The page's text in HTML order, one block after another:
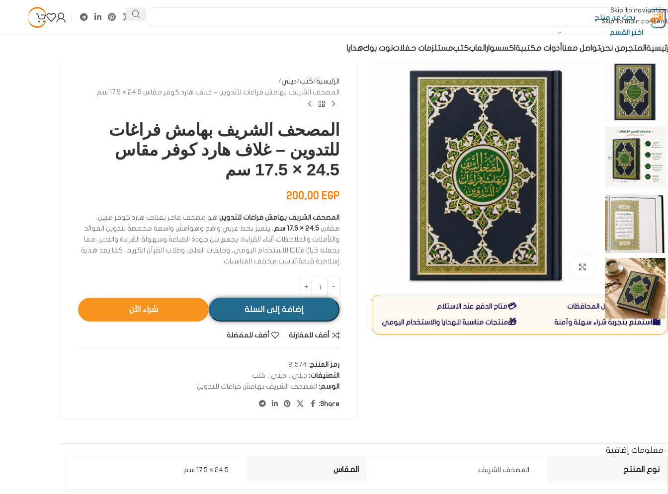
Skip to navigation
Skip to main content
اختر القسم
المتجرمن نحنتواصل معنا أدوات مكتبيةاكسسوار العابكتبمستلزمات حفلاتنوت بوكهدايا
Click to enlarge
🚚متاح التوصيل لكل المحافظات 💳متاح الدفع عند الاستلام
🛍️ استمتع بتجربة شراء سهلة وآمنة 🎁منتجات مناسبة للهدايا والاستخدام اليومي
الرئيسية كتب ديني
المصحف الشريف بهامش فراغات للتدوين – غلاف هارد كوفر مقاس 24.5 × 17.5 سم
المصحف الشريف بهامش فراغات
للتدوين – غلاف هارد كوفر مقاس
24.5 × 17.5 سم
200,00 EGP
المصحف الشريف بهامش فراغات للتدوين هو مصحف فاخر بغلاف هارد كوفر متين،
مقاس 24.5 × 17.5 سم
، يتميز بخط عربي واضح وهوامش واسعة مخصصة لتدوين الفوائد
والتأملات والملاحظات أثناء القراءة. يجمع بين جودة الطباعة وسهولة القراءة والتدبر، مما
يجعله خيارًا مثاليًا للاستخدام اليومي، وحلقات العلم، وطلاب القرآن الكريم، كما يعد هدية
إسلامية قيمة تناسب مختلف المناسبات.
إضافة إلى السلة شراء الآن
أضف للمقارنة أضف للمفضلة
رمز المنتج: 21574
التصنيفات: ديني , ديني , كتب
الوسم: المصحف الشريف بهامش فراغات للتدوين
Share:
معلومات إضافية
نوع المنتج المصحف الشريف المقاس 24.5 × 17.5 سم